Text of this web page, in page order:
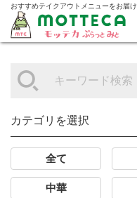
おすすめテイクアウトメニューをお届け
カテゴリを選択
全て
中華